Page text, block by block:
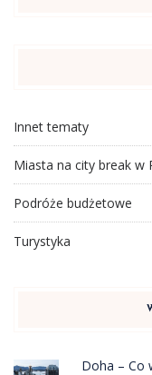
Innet tematy
Miasta na city break w
Podróże budżetowe
Turystyka
Doha – Co